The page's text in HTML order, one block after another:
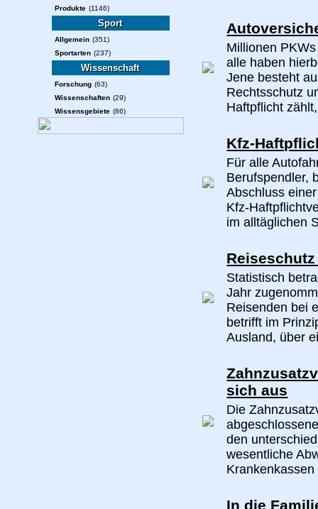
Produkte (1146)
Sport
Allgemein (351)
Sportarten (237)
Wissenschaft
Forschung (63)
Wissenschaften (29)
Wissensgebiete (86)
Millionen
alle haben
Jene besteht
Rechtsschutz
Haftpflicht
Kfz-
Für alle
Berufspendler,
Abschluss
Kfz-
im alltäglichen
Statistisch
Jahr
Reisenden bei
betrifft im
Ausland, über
sich aus
Die
den
wesentliche
In die